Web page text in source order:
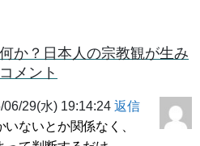
か？日本人の宗教観が生み
メント
29(水) 19:14:24 返信
ないとか関係なく、